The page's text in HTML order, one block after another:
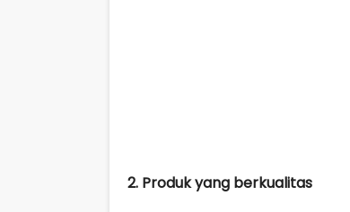
2. Produk yang berkualitas